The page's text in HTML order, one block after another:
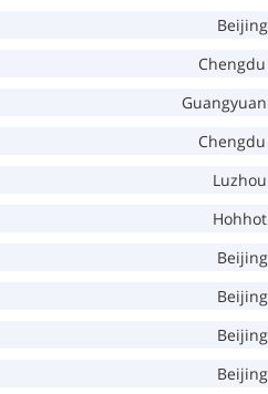
Chengdu
Guangyuan
Chengdu
Hohhot